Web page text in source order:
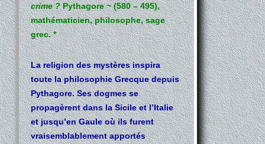
crime ?Pythagore ~ (580 – 495),
mathématicien, philosophe, sage
grec. *
La religion des mystères inspira
toute la philosophie Grecque depuis
Pythagore. Ses dogmes se
propagèrent dans la Sicile et l’Italie
et jusqu’en Gaule où ils furent
vraisemblablement apportés